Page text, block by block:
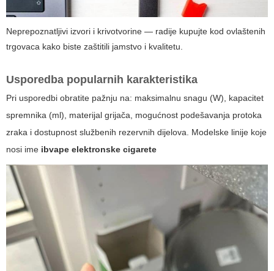
Neprepoznatljivi izvori i krivotvorine — radije kupujte kod ovlaštenih
trgovaca kako biste zaštitili jamstvo i kvalitetu.
Usporedba popularnih karakteristika
Pri usporedbi obratite pažnju na: maksimalnu snagu (W), kapacitet
spremnika (ml), materijal grijača, mogućnost podešavanja protoka
zraka i dostupnost službenih rezervnih dijelova. Modelske linije koje
nosi ime ibvape elektronske cigarete